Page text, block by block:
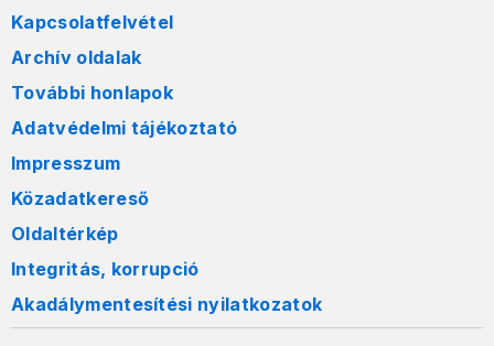
Kapcsolatfelvétel
Archív oldalak
További honlapok
Adatvédelmi tájékoztató
Impresszum
Közadatkereső
Oldaltérkép
Integritás, korrupció
Akadálymentesítési nyilatkozatok